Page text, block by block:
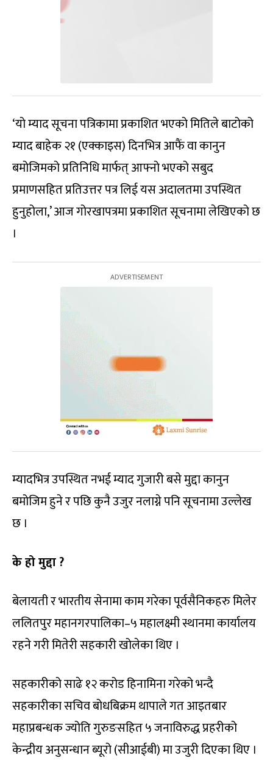
‘यो म्याद सूचना पत्रिकामा प्रकाशित भएको मितिले बाटोको
म्याद बाहेक २१ (एक्काइस) दिनभित्र आफैं वा कानुन
बमोजिमको प्रतिनिधि मार्फत् आफ्नो भएको सबुद
प्रमाणसहित प्रतिउत्तर पत्र लिई यस अदालतमा उपस्थित
हुनुहोला,’ आज गोरखापत्रमा प्रकाशित सूचनामा लेखिएको छ
।
म्यादभित्र उपस्थित नभई म्याद गुजारी बसे मुद्दा कानुन
बमोजिम हुने र पछि कुनै उजुर नलाग्ने पनि सूचनामा उल्लेख
छ ।
के हो मुद्दा ?
बेलायती र भारतीय सेनामा काम गरेका पूर्वसैनिकहरु मिलेर
ललितपुर महानगरपालिका–५ महालक्ष्मी स्थानमा कार्यालय
रहने गरी मितेरी सहकारी खोलेका थिए ।
सहकारीको साढे १२ करोड हिनामिना गरेको भन्दै
सहकारीका सचिव बोधबिक्रम थापाले गत आइतबार
महाप्रबन्धक ज्योति गुरुङसहित ५ जनाविरुद्ध प्रहरीको
केन्द्रीय अनुसन्धान ब्यूरो (सीआईबी) मा उजुरी दिएका थिए ।